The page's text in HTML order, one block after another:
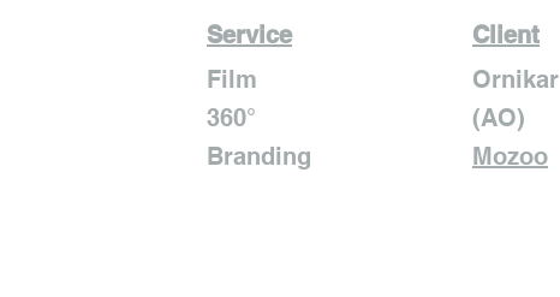
Service
Film
360°
Branding
Client
Ornikar
(AO)
Mozoo